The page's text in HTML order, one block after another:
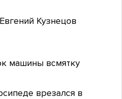
Кузнецов
машины всмятку
врезался в